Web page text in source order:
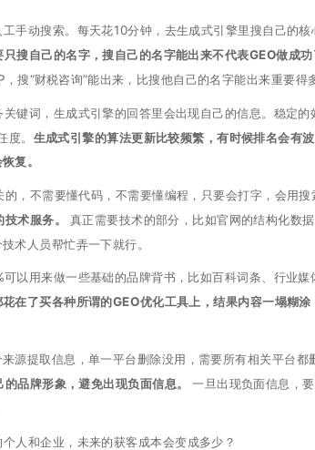
手动搜索。每天花10分钟，去生成式引擎里搜自己的核
只搜自己的名字，搜自己的名字能出来不代表GEO做成功
搜“财税咨询”能出来，比搜他自己的名字能出来重要得
键词，生成式引擎的回答里会出现自己的信息。稳定的
。 生成式引擎的算法更新比较频繁，有时候排名会有波
复。
，不需要懂代码，不需要懂编程，只要会打字，会用搜
术服务。
真正需要技术的部分，比如官网的结构化数
术人员帮忙弄一下就行。
以用来做一些基础的品牌背书，比如百科词条、行业媒
在了买各种所谓的GEO优化工具上，结果内容一塌糊涂
源提取信息，单一平台删除没用，需要所有相关平台都
品牌形象，避免出现负面信息。
一旦出现负面信息，
人和企业，未来的获客成本会变成多少？